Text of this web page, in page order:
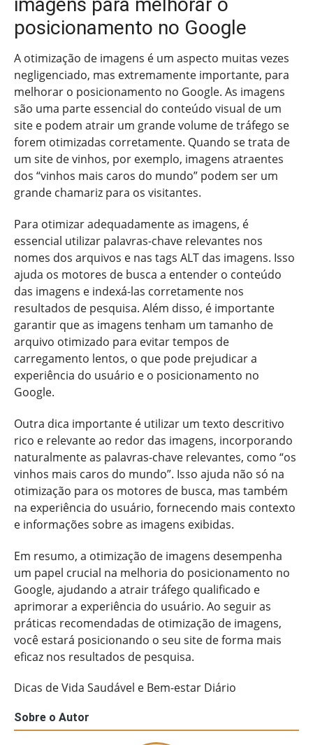
imagens para melhorar o
posicionamento no Google
A otimização de imagens é um aspecto muitas vezes
negligenciado, mas extremamente importante, para
melhorar o posicionamento no Google. As imagens
são uma parte essencial do conteúdo visual de um
site e podem atrair um grande volume de tráfego se
forem otimizadas corretamente. Quando se trata de
um site de vinhos, por exemplo, imagens atraentes
dos “vinhos mais caros do mundo” podem ser um
grande chamariz para os visitantes.
Para otimizar adequadamente as imagens, é
essencial utilizar palavras-chave relevantes nos
nomes dos arquivos e nas tags ALT das imagens. Isso
ajuda os motores de busca a entender o conteúdo
das imagens e indexá-las corretamente nos
resultados de pesquisa. Além disso, é importante
garantir que as imagens tenham um tamanho de
arquivo otimizado para evitar tempos de
carregamento lentos, o que pode prejudicar a
experiência do usuário e o posicionamento no
Google.
Outra dica importante é utilizar um texto descritivo
rico e relevante ao redor das imagens, incorporando
naturalmente as palavras-chave relevantes, como “os
vinhos mais caros do mundo”. Isso ajuda não só na
otimização para os motores de busca, mas também
na experiência do usuário, fornecendo mais contexto
e informações sobre as imagens exibidas.
Em resumo, a otimização de imagens desempenha
um papel crucial na melhoria do posicionamento no
Google, ajudando a atrair tráfego qualificado e
aprimorar a experiência do usuário. Ao seguir as
práticas recomendadas de otimização de imagens,
você estará posicionando o seu site de forma mais
eficaz nos resultados de pesquisa.
Dicas de Vida Saudável e Bem-estar Diário
Sobre o Autor